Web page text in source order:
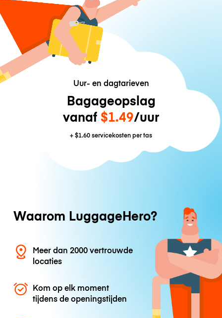
Uur- en dagtarieven
Bagageopslag
vanaf $1.49/uur
+$1.60servicekosten per tas
Waarom LuggageHero?
Meer dan 2000 vertrouwde
locaties
Kom op elk moment
tijdens de openingstijden